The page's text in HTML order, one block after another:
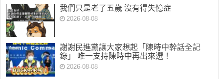
我們只是老了五歲 沒有得失憶症
2026-08-08
謝謝民進黨讓大家想起「陳時中幹話全記
錄」 唯一支持陳時中再出來選！
2026-08-08